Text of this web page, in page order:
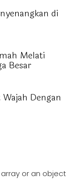
di
Melati
Besar
Dengan
or an object